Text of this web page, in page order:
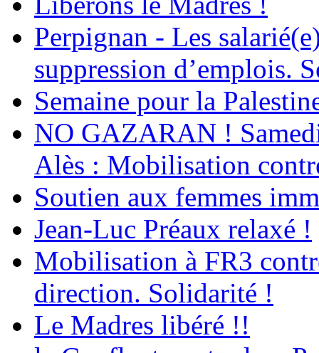
Perpignan - Les
suppression d’emplois.
Semaine pour la
NO GAZARAN !
Alès : Mobilisation
Soutien aux femmes
Jean-Luc Préaux relaxé !
Mobilisation à FR3
direction. Solidarité !
Le Madres libéré !!